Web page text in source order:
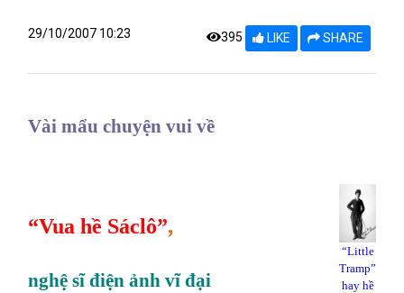
29/10/2007 10:23 395 LIKE SHARE
Vài mẩu chuyện vui về
“Little
Tramp”
hay hề
“Vua hề Sáclô”,
nghệ sĩ điện ảnh vĩ đại